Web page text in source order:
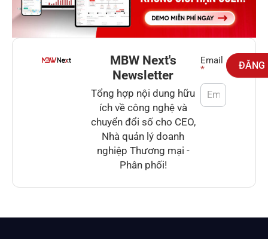
MBW Next's
Newsletter
Tổng hợp nội dung hữu
ích về công nghệ và
chuyển đổi số cho CEO,
Nhà quản lý doanh
nghiệp Thương mại -
Phân phối!
Newsletter
Email
*
ĐĂNG